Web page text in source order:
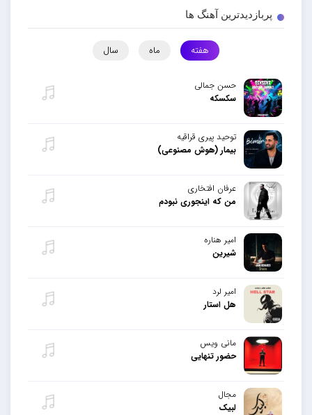
پربازدیدترین آهنگ ها
هفته ماه سال
حسن جمالی
سکسکه
توحید پیری قراقیه
بیمار (هوش مصنوعی)
عرفان افتخاری
من که اینجوری نبودم
امیر هناره
شیرین
امیر لرد
هل استار
مانی ویس
حضور تنهایی
مجال
لبیک